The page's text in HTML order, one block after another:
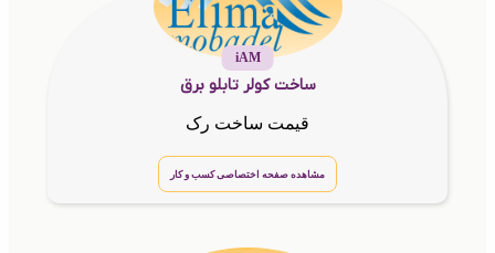
iAM
ساخت کولر تابلو برق
قیمت ساخت رک
مشاهده صفحه اختصاصی کسب و کار